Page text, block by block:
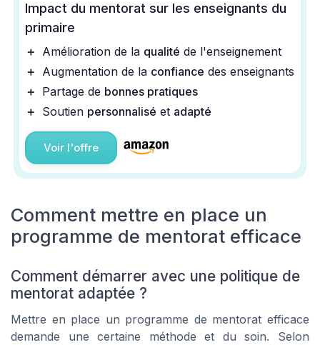
Impact du mentorat sur les enseignants du
primaire
＋ Amélioration de la qualité de l'enseignement
＋ Augmentation de la confiance des enseignants
＋ Partage de bonnes pratiques
＋ Soutien personnalisé et adapté
Voir l'offre
Comment mettre en place un
programme de mentorat efficace
Comment démarrer avec une politique de
mentorat adaptée ?
Mettre en place un programme de mentorat efficace
demande une certaine méthode et du soin. Selon